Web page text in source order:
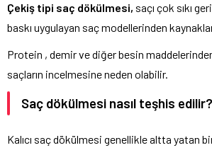
Çekiş tipi saç dökülmesi, saçı çok sıkı
baskı uygulayan saç modellerinden
Protein , demir ve diğer besin
saçların incelmesine neden olabilir.
Saç dökülmesi nasıl teşhis edilir?
Kalıcı saç dökülmesi genellikle altta yatan